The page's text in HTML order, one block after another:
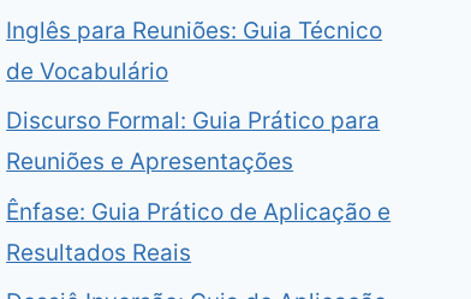
Inglês para Reuniões: Guia Técnico
de Vocabulário
Discurso Formal: Guia Prático para
Reuniões e Apresentações
Ênfase: Guia Prático de Aplicação e
Resultados Reais